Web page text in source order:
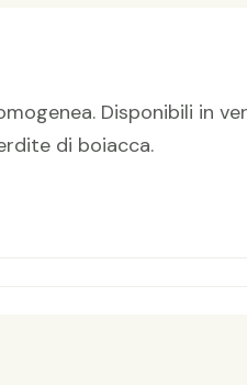
Disponibili in
di boiacca.